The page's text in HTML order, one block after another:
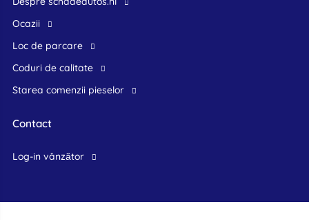
Ocazii
Loc de parcare
Coduri de calitate
Starea comenzii pieselor
Contact
log-in vânzător